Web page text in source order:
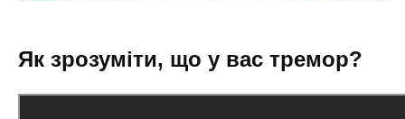
Як зрозуміти, що у вас тремор?